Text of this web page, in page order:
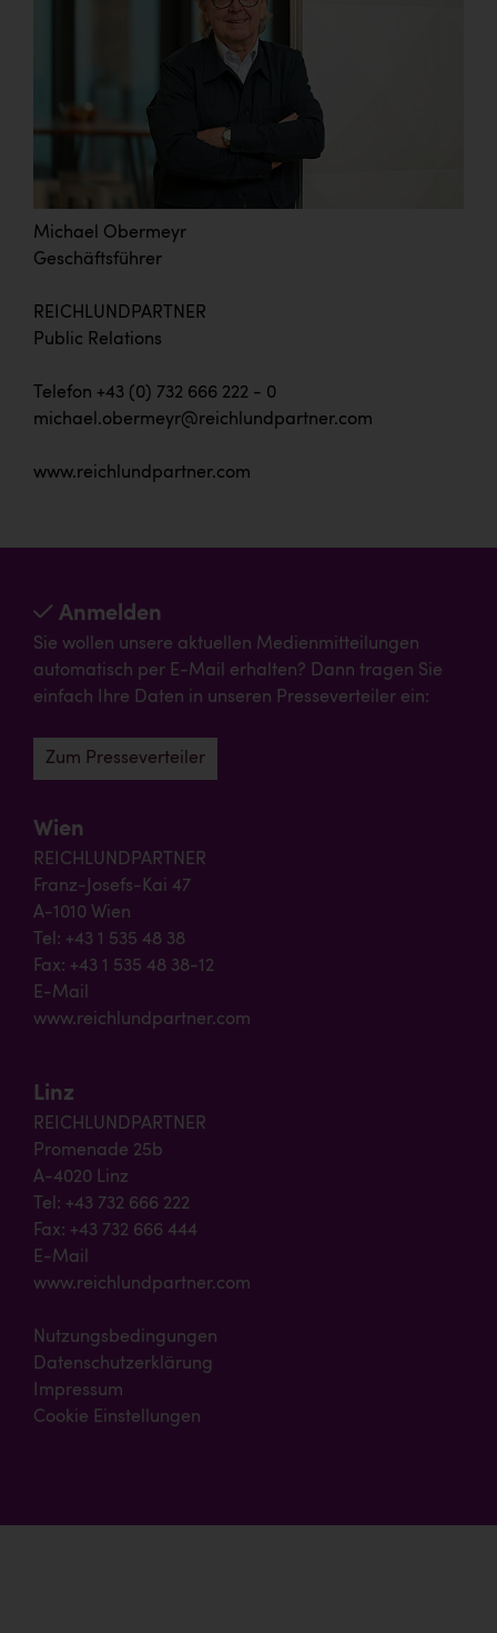
Michael Obermeyr
Geschäftsführer
REICHLUNDPARTNER
Public Relations
Telefon +43 (0) 732 666 222 - 0
michael.obermeyr@reichlundpartner.com
www.reichlundpartner.com
Anmelden
Sie wollen unsere aktuellen Medienmitteilungen
automatisch per E-Mail erhalten? Dann tragen Sie
einfach Ihre Daten in unseren Presseverteiler ein:
Zum Presseverteiler
Wien
REICHLUNDPARTNER
Franz-Josefs-Kai 47
A-1010 Wien
Tel: +43 1 535 48 38
Fax: +43 1 535 48 38-12
E-Mail
www.reichlundpartner.com
Linz
REICHLUNDPARTNER
Promenade 25b
A-4020 Linz
Tel: +43 732 666 222
Fax: +43 732 666 444
E-Mail
www.reichlundpartner.com
Nutzungsbedingungen
Datenschutzerklärung
Impressum
Cookie Einstellungen